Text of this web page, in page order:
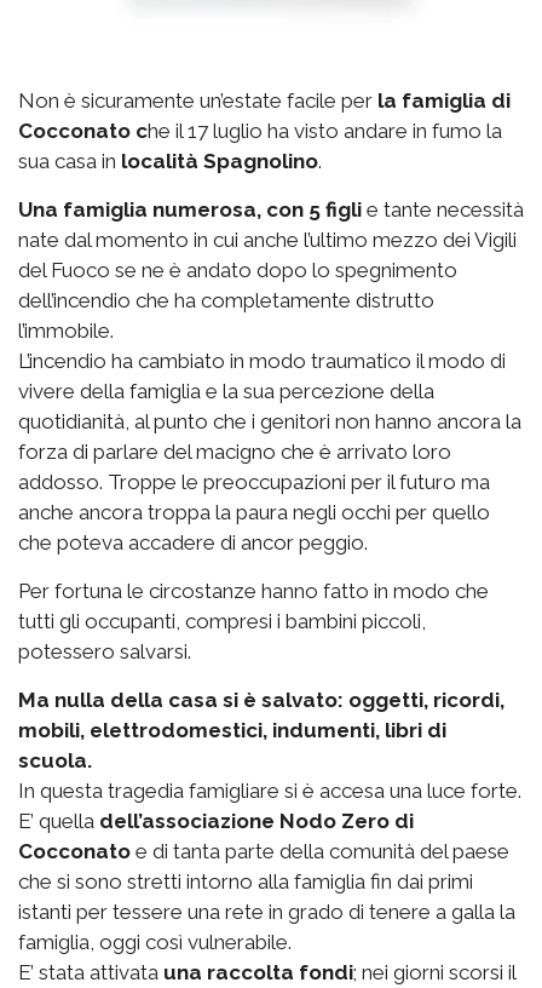
Non è sicuramente un’estate facile per la famiglia di
Cocconato che il 17 luglio ha visto andare in fumo la
sua casa in località Spagnolino.
Una famiglia numerosa, con 5 figli e tante necessità
nate dal momento in cui anche l’ultimo mezzo dei Vigili
del Fuoco se ne è andato dopo lo spegnimento
dell’incendio che ha completamente distrutto
l’immobile.
L’incendio ha cambiato in modo traumatico il modo di
vivere della famiglia e la sua percezione della
quotidianità, al punto che i genitori non hanno ancora la
forza di parlare del macigno che è arrivato loro
addosso. Troppe le preoccupazioni per il futuro ma
anche ancora troppa la paura negli occhi per quello
che poteva accadere di ancor peggio.
Per fortuna le circostanze hanno fatto in modo che
tutti gli occupanti, compresi i bambini piccoli,
potessero salvarsi.
Ma nulla della casa si è salvato: oggetti, ricordi,
mobili, elettrodomestici, indumenti, libri di
scuola.
In questa tragedia famigliare si è accesa una luce forte.
E’ quella dell’associazione Nodo Zero di
Cocconato e di tanta parte della comunità del paese
che si sono stretti intorno alla famiglia fin dai primi
istanti per tessere una rete in grado di tenere a galla la
famiglia, oggi così vulnerabile.
E’ stata attivata una raccolta fondi; nei giorni scorsi il